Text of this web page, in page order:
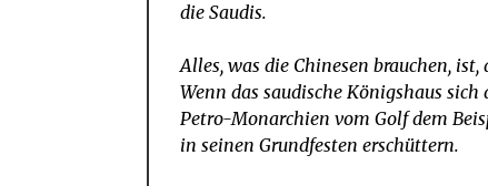
die Saudis.
Alles, was die Chinesen brauchen,
Wenn das saudische Königshaus
Petro-Monarchien vom Golf dem
in seinen Grundfesten erschüttern.